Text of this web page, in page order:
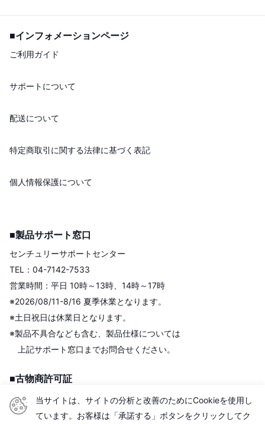
■インフォメーションページ
ご利用ガイド
サポートについて
配送について
特定商取引に関する法律に基づく表記
個人情報保護について
■製品サポート窓口
センチュリーサポートセンター
TEL：04-7142-7533
営業時間：平日 10時～13時、14時～17時
※2026/08/11-8/16 夏季休業となります。
※土日祝日は休業日となります。
※製品不具合なども含む、製品仕様については
上記サポート窓口までお問合せください。
■古物商許可証
株式会社センチュリー
＜古物商許可証＞
当サイトは、サイトの分析と改善のためにCookieを使用し
ています。お客様は「承諾する」ボタンをクリックしてク